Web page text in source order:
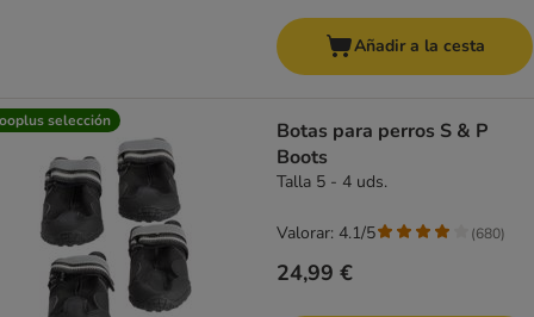
Añadir a la cesta
selección
Botas para perros S & P
Boots
Talla 5 - 4 uds.
24,99 €
Valorar: 4.1/5 (680)